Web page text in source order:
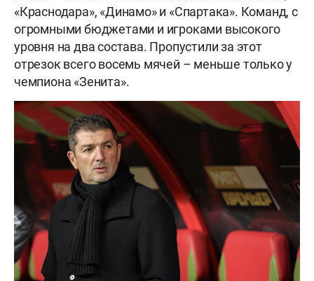
«Краснодара», «Динамо» и «Спартака». Команд, с
огромными бюджетами и игроками высокого
уровня на два состава. Пропустили за этот
отрезок всего восемь мячей – меньше только у
чемпиона «Зенита».